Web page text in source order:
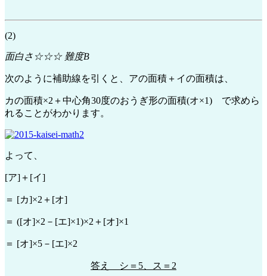
(2)
面白さ☆☆☆ 難度B
次のように補助線を引くと、アの面積＋イの面積は、
カの面積×2＋中心角30度のおうぎ形の面積(オ×1) で求めら
れることがわかります。
よって、
[ア]＋[イ]
＝ [カ]×2＋[オ]
＝ ([オ]×2－[エ]×1)×2＋[オ]×1
＝ [オ]×5－[エ]×2
答え シ＝5、ス＝2